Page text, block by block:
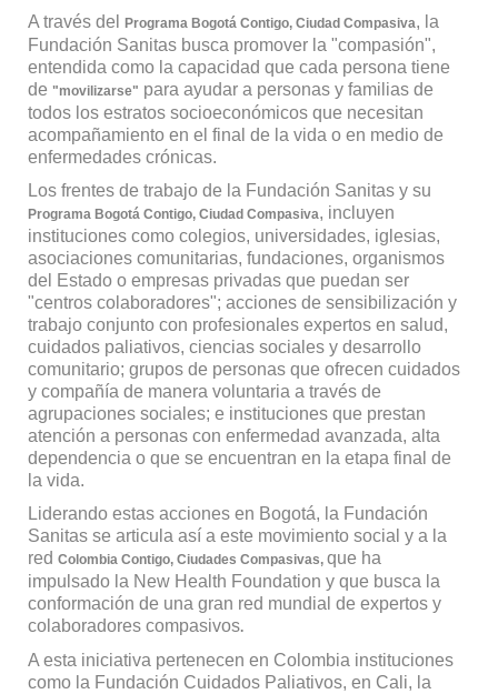
A través del
Programa Bogotá Contigo, Ciudad Compasiva, la
Fundación Sanitas busca promover la "compasión",
entendida como la capacidad que cada persona tiene
de "movilizarse" para ayudar a personas y familias de
todos los estratos socioeconómicos que necesitan
acompañamiento en el final de la vida o en medio de
enfermedades crónicas.
Los frentes de trabajo de la Fundación Sanitas y su
Programa Bogotá Contigo, Ciudad Compasiva, incluyen
instituciones como colegios, universidades, iglesias,
asociaciones comunitarias, fundaciones, organismos
del Estado o empresas privadas que puedan ser
"centros colaboradores"; acciones de sensibilización y
trabajo conjunto con profesionales expertos en salud,
cuidados paliativos, ciencias sociales y desarrollo
comunitario; grupos de personas que ofrecen cuidados
y compañía de manera voluntaria a través de
agrupaciones sociales; e instituciones que prestan
atención a personas con enfermedad avanzada, alta
dependencia o que se encuentran en la etapa final de
la vida.
Liderando estas acciones en Bogotá, la Fundación
Sanitas se articula así a este movimiento social y a la
red Colombia Contigo, Ciudades Compasivas, que ha
impulsado la New Health Foundation y que busca la
conformación de una gran red mundial de expertos y
colaboradores compasivos.
A esta iniciativa pertenecen en Colombia instituciones
como la Fundación Cuidados Paliativos, en Cali, la